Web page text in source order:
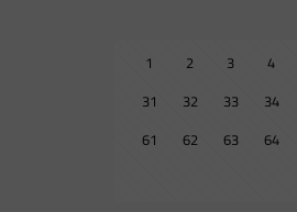
1 2 3 4
31
32 33 34
61
62 63 64